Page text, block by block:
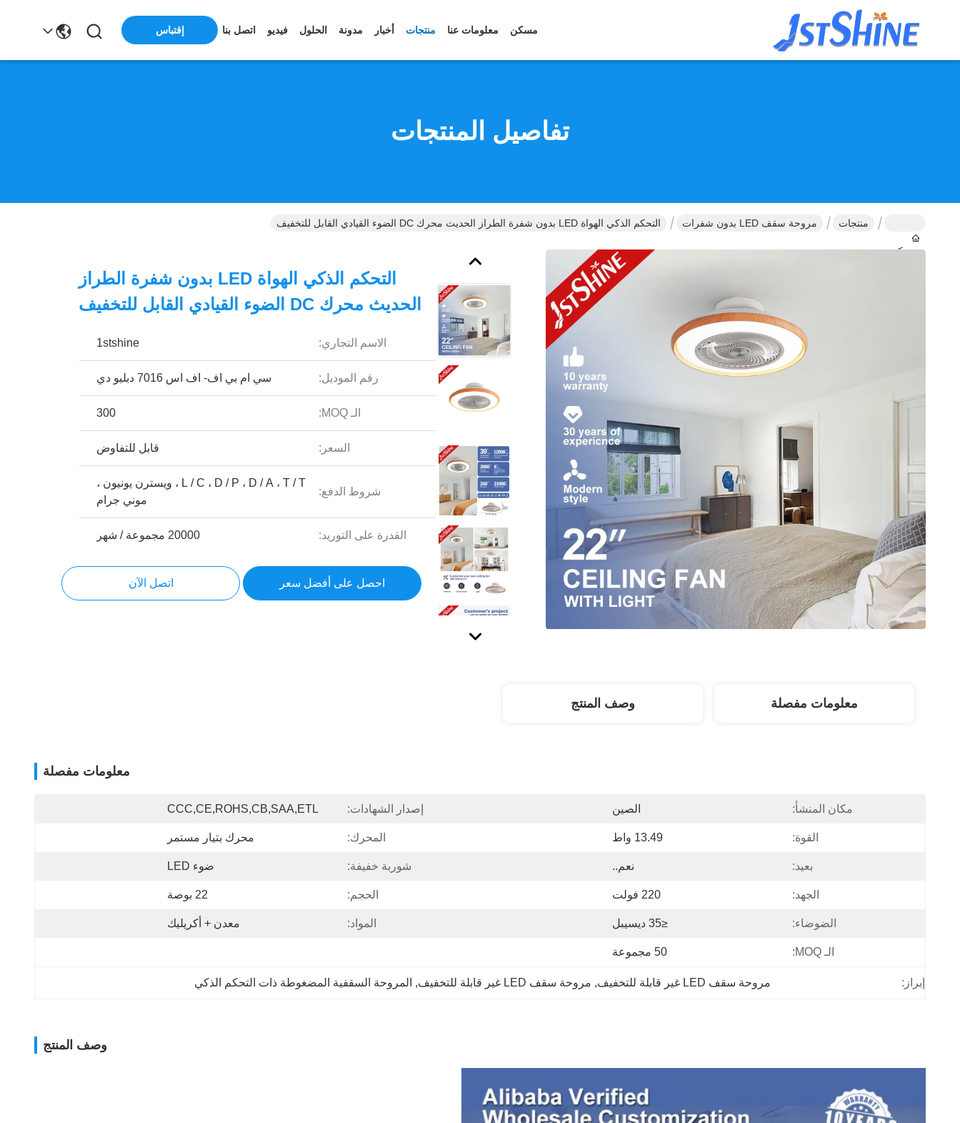
مسكن معلومات عنا منتجات أخبار مدونة الحلول فيديو اتصل بنا إقتباس
تفاصيل المنتجات
مسكن
منتجات مروحة سقف LED بدون شفرات التحكم الذكي الهواة LED بدون شفرة الطراز الحديث محرك DC الضوء القيادي القابل للتخفيف
التحكم الذكي الهواة LED بدون شفرة الطراز
الحديث محرك DC الضوء القيادي القابل للتخفيف
الاسم التجاري: 1stshine
رقم الموديل: سي ام بي اف- اف اس 7016 دبليو دي
الـ MOQ: 300
السعر: قابل للتفاوض
شروط الدفع:
L / C ، D / P ، D / A ، T / T ، ويسترن يونيون ،
موني جرام
القدرة على التوريد: 20000 مجموعة / شهر
احصل على أفضل سعر اتصل الآن
معلومات مفصلة وصف المنتج
معلومات مفصلة
مكان المنشأ: الصين إصدار الشهادات: CCC,CE,ROHS,CB,SAA,ETL
القوة: 13.49 واط المحرك: محرك بتيار مستمر
بعيد: نعم.. شوربة خفيفة: ضوء LED
الجهد: 220 فولت الحجم: 22 بوصة
الضوضاء: ≤35 ديسيبل المواد: معدن + أكريليك
الـ MOQ: 50 مجموعة
إبراز: مروحة سقف LED غير قابلة للتخفيف , مروحة سقف LED غير قابلة للتخفيف , المروحة السقفية المضغوطة ذات التحكم الذكي
وصف المنتج